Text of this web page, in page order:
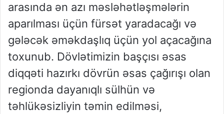
arasında ən azı məsləhətləşmələrin
aparılması üçün fürsət yaradacağı və
gələcək əməkdaşlıq üçün yol açacağına
toxunub. Dövlətimizin başçısı əsas
diqqəti hazırkı dövrün əsas çağırışı olan
regionda dayanıqlı sülhün və
təhlükəsizliyin təmin edilməsi,